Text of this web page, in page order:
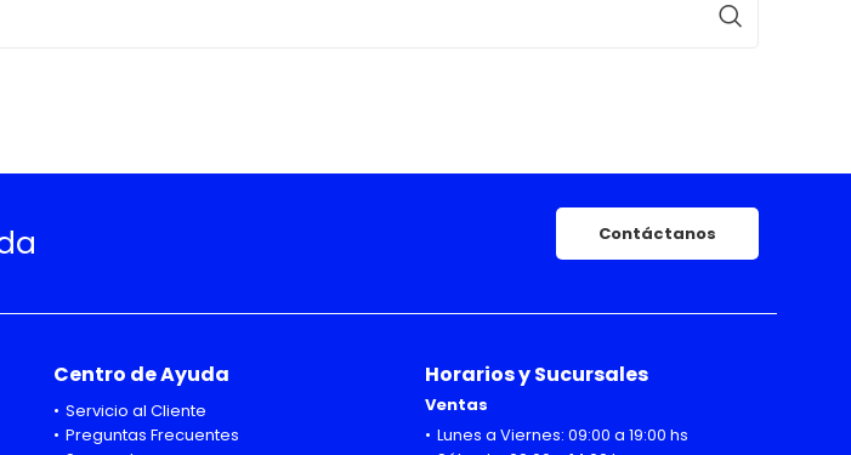
Contáctanos
Centro de Ayuda
Servicio al Cliente
Preguntas Frecuentes
Horarios y Sucursales
Ventas
Lunes a Viernes: 09:00 a 19:00 hs